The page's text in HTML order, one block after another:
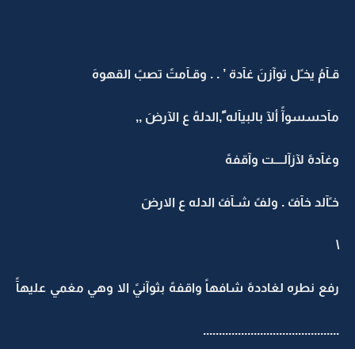
قـآمُ يخـًل توآزنَ غآدة ’ . . وقـآمتً تصبً القهوهَ
مآحسسوآً ألآ بالبيآله ً,الدلهً ع الآرضَ ,,
وغآدهً لآزآلــــت وآقفهً
خـًآلد خآفً . ولفً شـآفً الدله ع الارضَ
\
رفع نطره لغاددهً شافهاً واقفهً بثوآنيً الا وهي مغمي عليهآً
...........................................